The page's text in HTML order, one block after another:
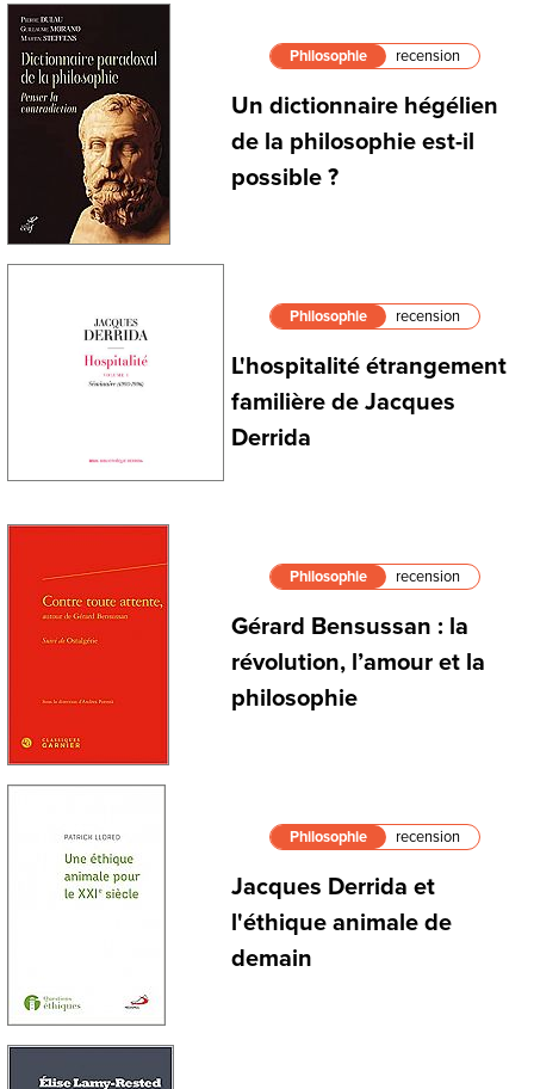
Philosophie recension
Un dictionnaire hégélien
de la philosophie est-il
possible ?
Philosophie recension
L'hospitalité étrangement
familière de Jacques
Derrida
Philosophie recension
Gérard Bensussan : la
révolution, l’amour et la
philosophie
Philosophie recension
Jacques Derrida et
l'éthique animale de
demain